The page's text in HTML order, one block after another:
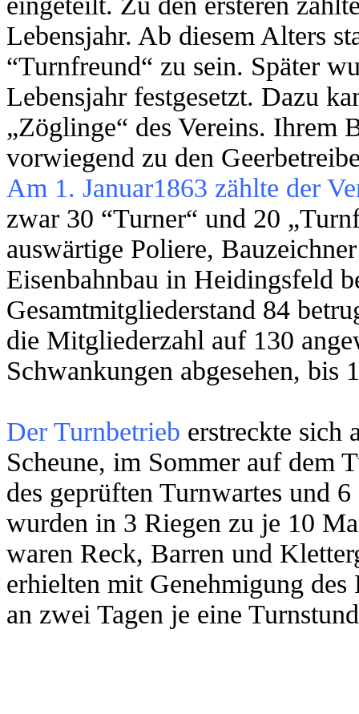
Lebensjahr. Ab diesem Alters
“Turnfreund“ zu sein. Später
Lebensjahr festgesetzt. Dazu
„Zöglinge“ des Vereins. Ihrem
vorwiegend zu den
Am 1. Januar1863 zählte der
zwar 30 “Turner“ und 20
auswärtige Poliere,
Eisenbahnbau in Heidingsfeld
Gesamtmitgliederstand 84
die Mitgliederzahl auf 130
Schwankungen abgesehen,
Der Turnbetrieb erstreckte sich
Scheune, im Sommer auf dem
des geprüften Turnwartes und
wurden in 3 Riegen zu je 10
waren Reck, Barren und
erhielten mit Genehmigung
an zwei Tagen je eine